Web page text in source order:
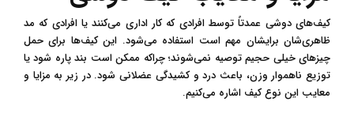
کیف‌های دوشی عمدتاً توسط افرادی که کار اداری می‌کنند یا افرادی که مد
ظاهری‌شان برایشان مهم است استفاده می‌شود. این کیف‌ها برای حمل
چیزهای خیلی حجیم توصیه نمی‌شوند؛ چراکه ممکن است بند پاره شود یا
توزیع ناهموار وزن، باعث درد و کشیدگی عضلانی شود. در زیر به مزایا و
معایب این نوع کیف اشاره می‌کنیم.